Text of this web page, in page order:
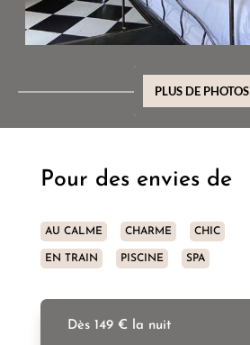
PLUS DE PHOTOS
Pour des envies de
AU CALME CHARME CHIC
EN TRAIN PISCINE SPA
Dès 149 € la nuit